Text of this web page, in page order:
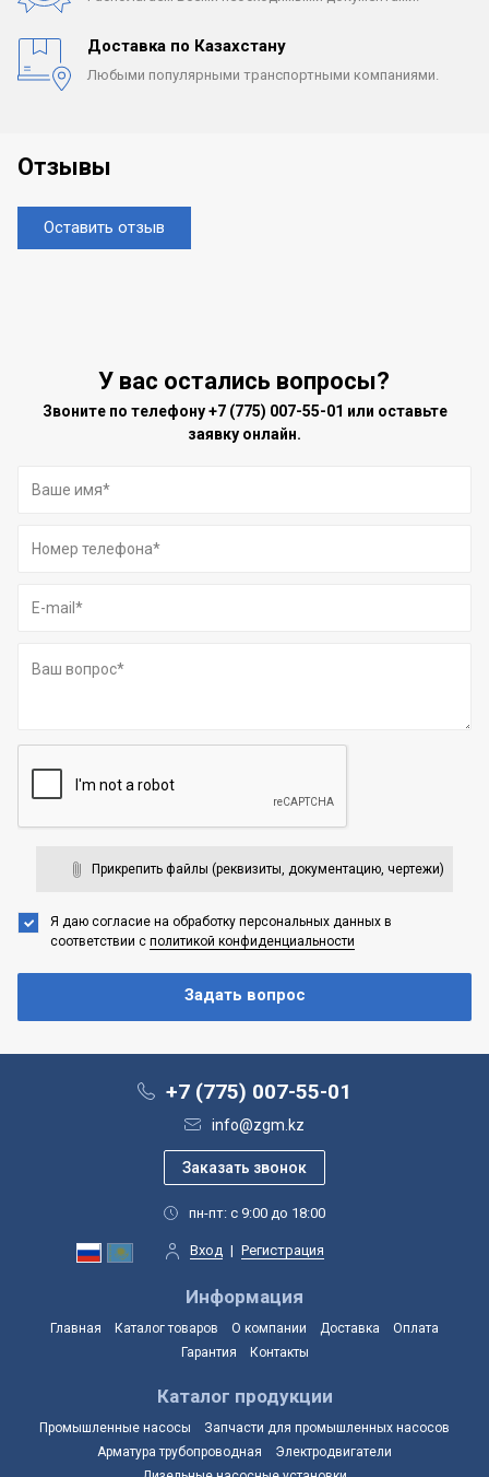
Доставка по Казахстану
Любыми популярными транспортными компаниями.
Отзывы
Оставить отзыв
У вас остались вопросы?
Звоните по телефону+7 (775) 007-55-01 или оставьте
заявку онлайн.
Прикрепить файлы (реквизиты, документацию, чертежи)
Я даю согласие на обработку персональных данных в
соответствии с политикой конфиденциальности
+7 (775) 007-55-01
info@zgm.kz
пн-пт: с 9:00 до 18:00
Вход | Регистрация
Информация
Главная Каталог товаров О компании Доставка
Оплата
Гарантия
Контакты
Каталог продукции
Промышленные насосы
Запчасти для промышленных насосов
Арматура трубопроводная
Электродвигатели